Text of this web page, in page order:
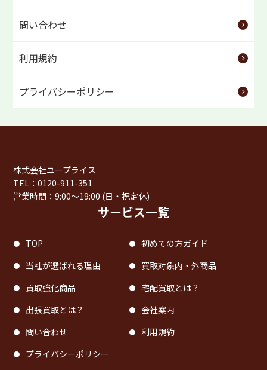
問い合わせ
利用規約
プライバシーポリシー
株式会社ユープライス
TEL：0120-911-351
営業時間：9:00〜19:00 (日・祝定休)
サービス一覧
TOP
初めての方ガイド
当社が選ばれる理由
買取対象内・外商品
買取強化商品
宅配買取とは？
出張買取とは？
会社案内
問い合わせ
利用規約
プライバシーポリシー